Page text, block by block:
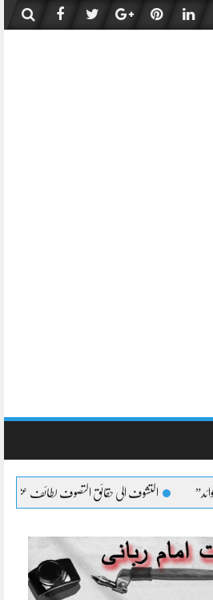
التشوف الی حقائق التصوف لطائف عشرہ کا بیان